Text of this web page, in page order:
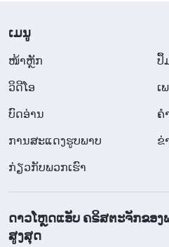
ຍິງບໍລິສຸດທີ່ໂງ່ຈ້າເຫຼົ່ານັ້ນ ຫຼື ເ
ປະຖິ້ມ. ຍິ່ງໄປກວ່ານັ້ນ ພວກເຮົ
ສະເໝີ, ຂໍໃຫ້ພຣະຜູ້ເປັນເຈົ້າປົກ
ແມ໋, ພຣະຄຣິດຢູ່ນີ້ ຫຼື ຢູ່ນັ້ນ; ຈົ່ງ
ພຣະຄຣິດປອມ ແລະ ຜູ້ປະກາດ
ເຂົາຈະສະແດງໝາຍສຳຄັນ ແ
ຢ່າງ; ເພື່ອວ່າຖ້າເປັນໄປໄດ້ ພ
ຄົນທີ່ຖືກເລືອກໄວ້ແລ້ວ”
​ເມ​ນູ
​ໜ້າຫຼັກ
ປຶ້
ວິ​ດີ​ໂອ
ເ
ບົດອ່ານ
ຄ
ການສະແດງຮູບພາບ
ຂ່
ກ່ຽວກັບພວກເຮົາ
ດາວໂຫຼດແອັບ ຄຣິສຕະຈັກຂອງ
ສູງສຸດ